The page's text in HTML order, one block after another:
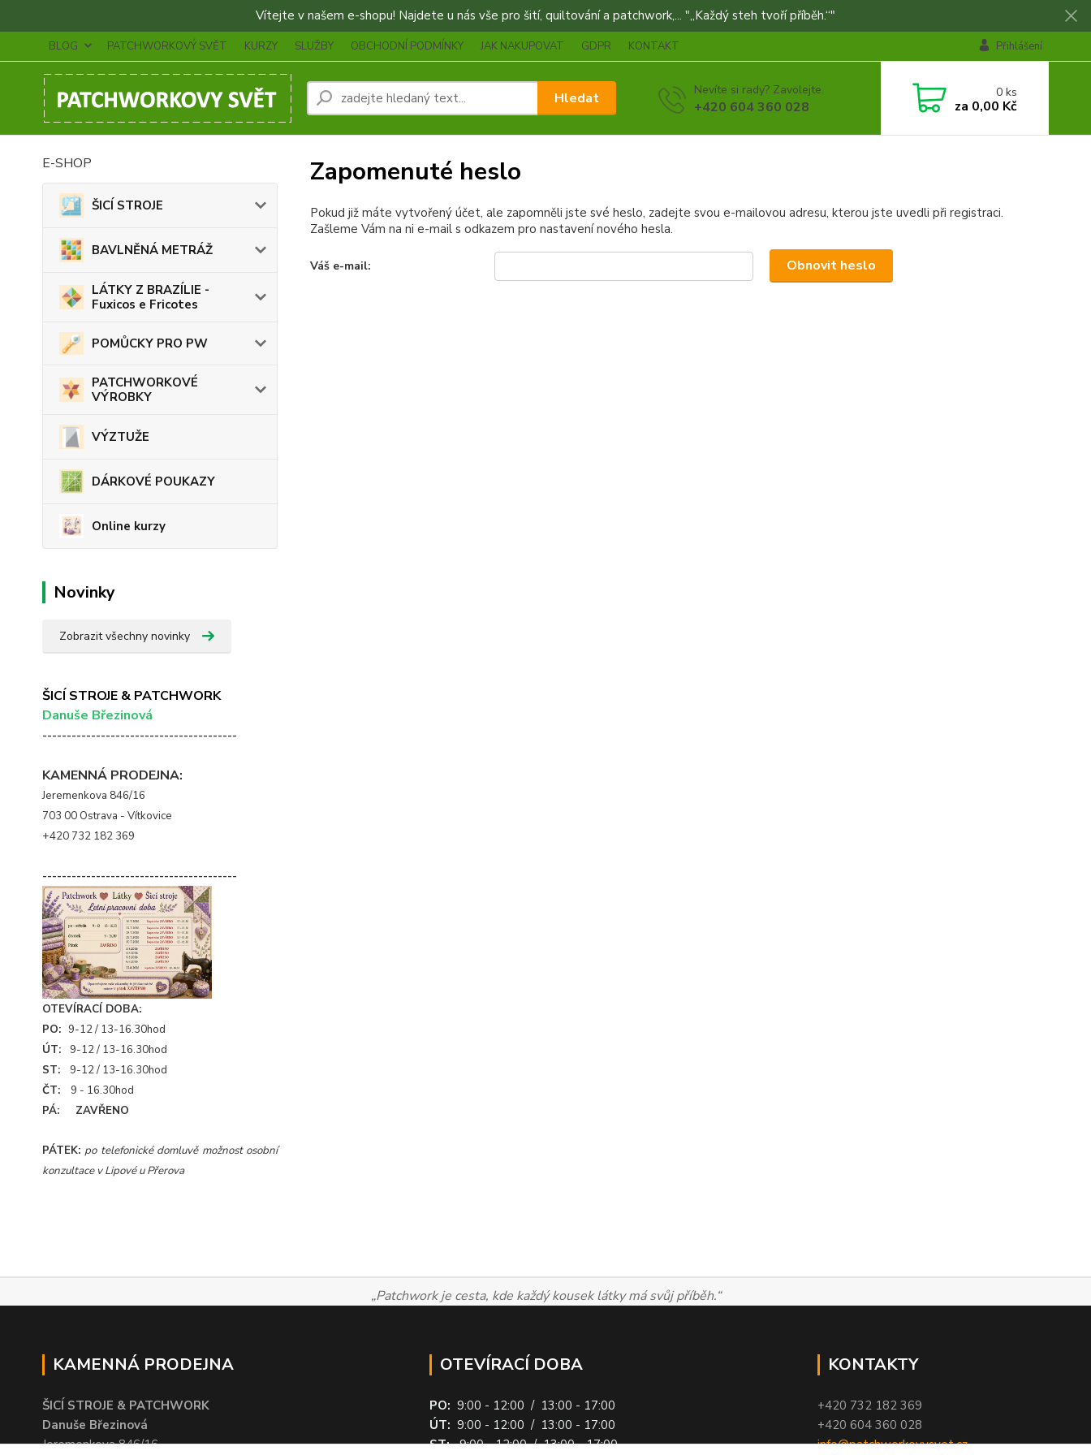
Vítejte v našem e-shopu! Najdete u nás vše pro šití, quiltování a patchwork,... "„Každý steh tvoří příběh.“"
BLOG PATCHWORKOVÝ SVĚT KURZY SLUŽBY OBCHODNÍ PODMÍNKY JAK NAKUPOVAT GDPR KONTAKT Přihlášení
Hledat Nevíte si rady? Zavolejte.
+420 604 360 028
0ks
za 0,00 Kč
E-SHOP
ŠICÍ STROJE
BAVLNĚNÁ METRÁŽ
LÁTKY Z BRAZÍLIE -
Fuxicos e Fricotes
POMŮCKY PRO PW
PATCHWORKOVÉ
VÝROBKY
VÝZTUŽE
DÁRKOVÉ POUKAZY
Online kurzy
Novinky
Zobrazit všechny novinky
ŠICÍ STROJE & PATCHWORK
Danuše Březinová
----------------------------------------
KAMENNÁ PRODEJNA:
Jeremenkova 846/16
703 00 Ostrava - Vítkovice
+420 732 182 369
----------------------------------------
OTEVÍRACÍ DOBA:
PO: 9-12 / 13-16.30hod
ÚT:
9-12 / 13-16.30hod
ST:
9-12 / 13-16.30hod
ČT:
9 - 16.30hod
PÁ: ZAVŘENO
PÁTEK:po telefonické domluvě možnost osobní
konzultace v Lipové u Přerova
Zapomenuté heslo
Pokud již máte vytvořený účet, ale zapomněli jste své heslo, zadejte svou e-mailovou adresu, kterou jste uvedli při registraci.
Zašleme Vám na ni e-mail s odkazem pro nastavení nového hesla.
Váš e-mail: Obnovit heslo
„Patchwork je cesta, kde každý kousek látky má svůj příběh.“
KAMENNÁ PRODEJNA
ŠICÍ STROJE & PATCHWORK
Danuše Březinová
Jeremenkova 846/16
OTEVÍRACÍ DOBA
PO: 9:00 - 12:00 / 13:00 - 17:00
ÚT:9:00 - 12:00 / 13:00 - 17:00
ST:9:00 - 12:00 / 13:00 - 17:00
KONTAKTY
+420 732 182 369
+420 604 360 028
info@patchworkovysvet.cz